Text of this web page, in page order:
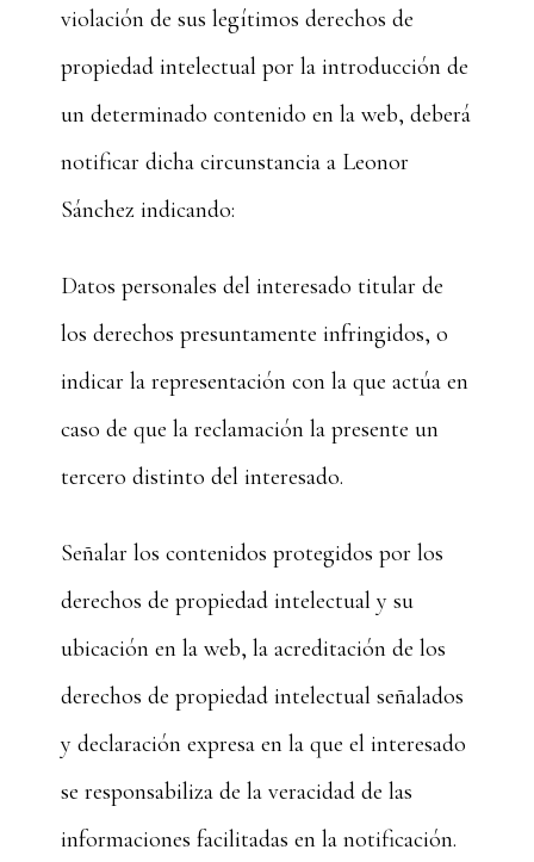
violación de sus legítimos derechos de
propiedad intelectual por la introducción de
un determinado contenido en la web, deberá
notificar dicha circunstancia a Leonor
Sánchez indicando:
Datos personales del interesado titular de
los derechos presuntamente infringidos, o
indicar la representación con la que actúa en
caso de que la reclamación la presente un
tercero distinto del interesado.
Señalar los contenidos protegidos por los
derechos de propiedad intelectual y su
ubicación en la web, la acreditación de los
derechos de propiedad intelectual señalados
y declaración expresa en la que el interesado
se responsabiliza de la veracidad de las
informaciones facilitadas en la notificación.